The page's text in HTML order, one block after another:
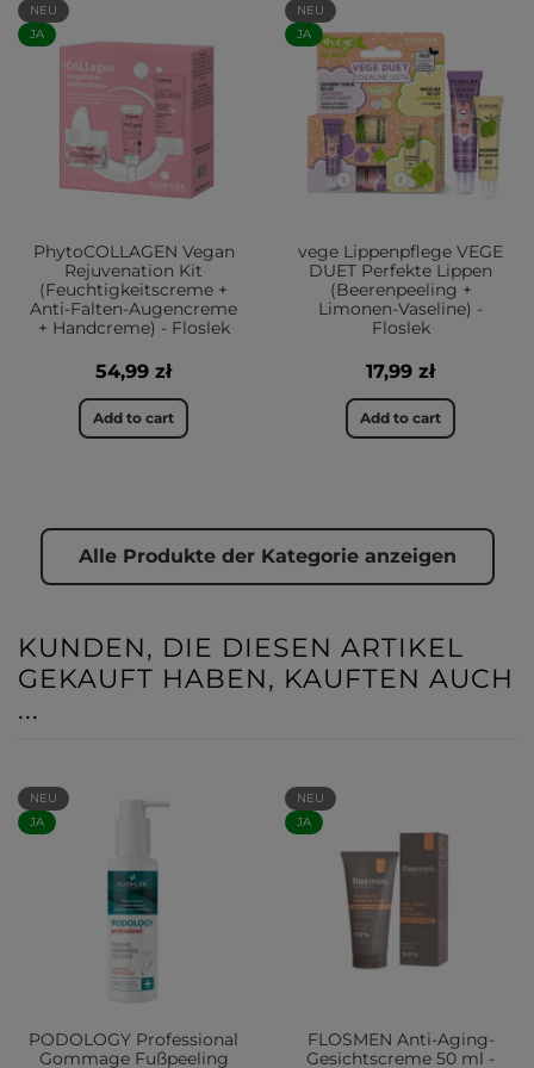
NEU
JA
PhytoCOLLAGEN Vegan
Rejuvenation Kit
(Feuchtigkeitscreme +
Anti-Falten-Augencreme
+ Handcreme) - Floslek
54,99 zł
Add to cart
NEU
JA
vege Lippenpflege VEGE
DUET Perfekte Lippen
(Beerenpeeling +
Limonen-Vaseline) -
Floslek
17,99 zł
Add to cart
Alle Produkte der Kategorie anzeigen
KUNDEN, DIE DIESEN ARTIKEL
GEKAUFT HABEN, KAUFTEN AUCH
...
NEU
JA
PODOLOGY Professional
Gommage Fußpeeling
NEU
JA
FLOSMEN Anti-Aging-
Gesichtscreme 50 ml -